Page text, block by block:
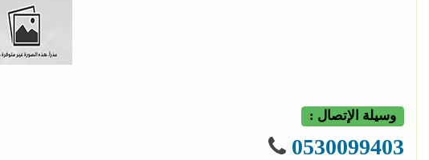
وسيلة الإتصال :
0530099403